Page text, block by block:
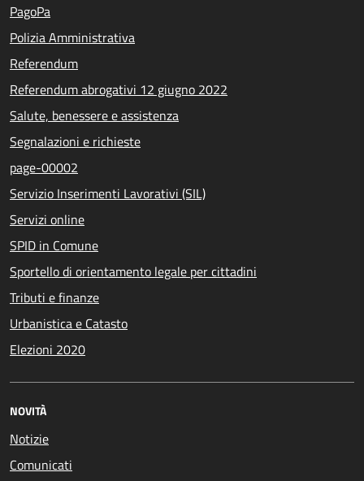
PagoPa
Polizia Amministrativa
Referendum
Referendum abrogativi 12 giugno 2022
Salute, benessere e assistenza
Segnalazioni e richieste
page-00002
Servizio Inserimenti Lavorativi (SIL)
Servizi online
SPID in Comune
Sportello di orientamento legale per cittadini
Tributi e finanze
Urbanistica e Catasto
Elezioni 2020
NOVITÀ
Notizie
Comunicati